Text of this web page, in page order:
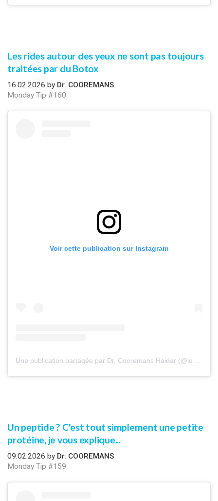
Les rides autour des yeux ne sont pas toujours
traitées par du Botox
16.02.2026 by Dr. COOREMANS
Monday Tip #160
Voir cette publication sur Instagram
Une publication partagée par Dr. Cooremans Haidar (@iuventu.clinic)
Un peptide ? C'est tout simplement une petite
protéine, je vous explique...
09.02.2026 by Dr. COOREMANS
Monday Tip #159